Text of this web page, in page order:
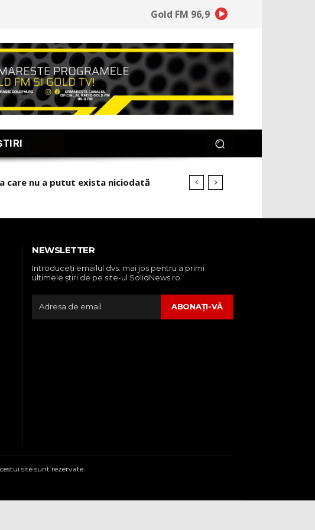
Gold FM 96,9
care nu a putut exista niciodată
NEWSLETTER
Introduceţi emailul dvs. mai jos pentru a primi
ultimele ştiri de pe site-ul SolidNews.ro
ABONAŢI-VĂ
site sunt rezervate.